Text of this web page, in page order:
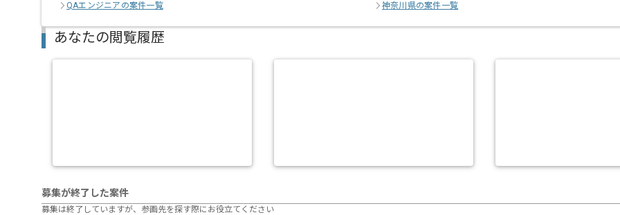
QAエンジニアの案件一覧 神奈川県の案件一覧
あなたの閲覧履歴
募集が終了した案件
募集は終了していますが、参画先を探す際にお役立てください